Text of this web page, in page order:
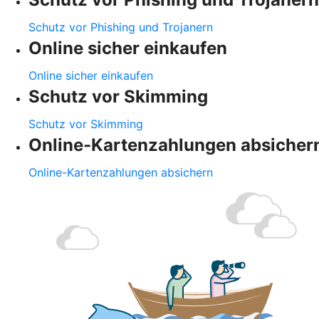
Schutz vor Phishing und Trojanern
Online sicher einkaufen
Online sicher einkaufen
Schutz vor Skimming
Schutz vor Skimming
Online-Kartenzahlungen
Online-Kartenzahlungen absichern